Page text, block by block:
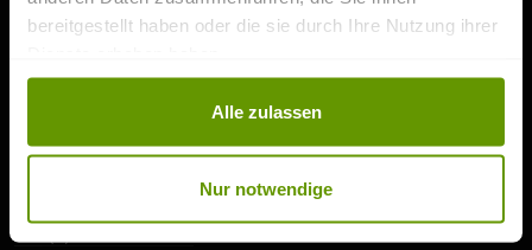
bereitgestellt haben oder die sie durch Ihre Nutzung ihrer
Datenschutz und Privatsphäre
Alle zulassen
Nur notwendige
Cookie-Einstellungen anpassen
Bestellung stornieren
Kontaktinformationen